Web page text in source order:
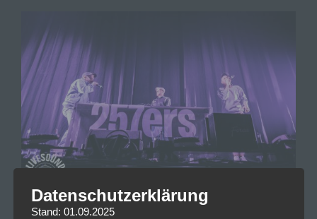
257ers @ Brose Arena Bamberg by Michaela Mayer
Datenschutzerklärung
Stand: 01.09.2025